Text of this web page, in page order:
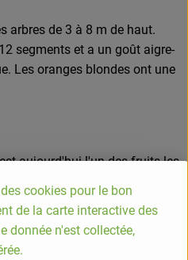
arbres de 3 à 8 m de haut.
segments et a un goût aigre-
Les oranges blondes ont une
aujourd'hui l'un des fruits les
mois de vente des
à octobre, l'hémisphère sud
vitamines, également connu
cookies pour le bon
de la carte interactive des
donnée n'est collectée,